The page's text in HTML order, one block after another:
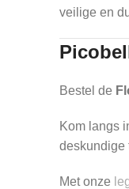
veilige en
Bestel de
Kom langs
deskundige
Met onze